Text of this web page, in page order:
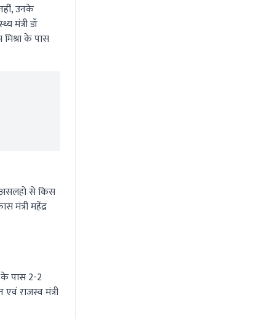
उनके
मंत्री डॉ
मिश्रा के पास
असलहो से किस
मंत्री महेंद्र
के पास 2-2
राजस्व मंत्री